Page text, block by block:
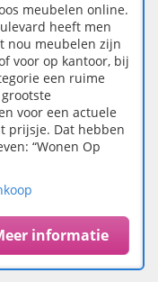
meubelen online.
heeft men
nou meubelen zijn
voor op kantoor, bij
een ruime
voor een actuele
prijsje. Dat hebben
“Wonen Op
informatie